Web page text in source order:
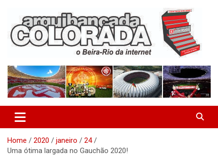
content
Arquibancada Colorada
Home 2020 janeiro
24
Uma ótima largada no Gauchão 2020!